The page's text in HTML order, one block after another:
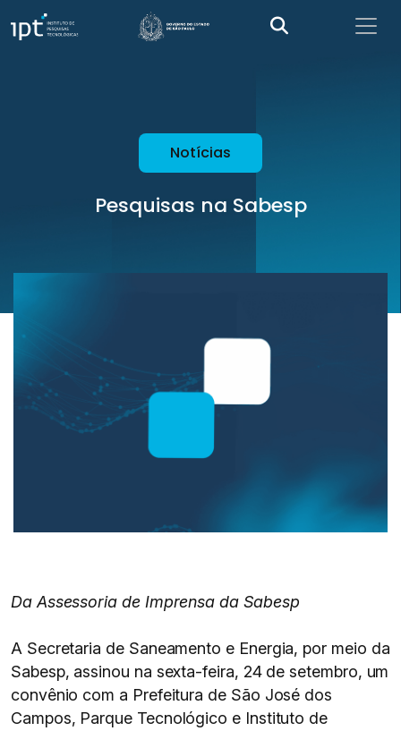
Notícias
Pesquisas na Sabesp
Da Assessoria de Imprensa da Sabesp
A Secretaria de Saneamento e Energia, por meio da
Sabesp, assinou na sexta-feira, 24 de setembro, um
convênio com a Prefeitura de São José dos
Campos, Parque Tecnológico e Instituto de